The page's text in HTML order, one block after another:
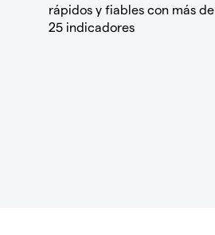
rápidos y fiables con más de
25 indicadores